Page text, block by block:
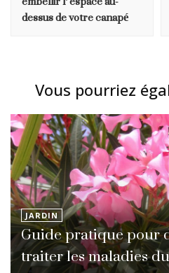
dessus de votre canapé
Vous pourriez
JARDIN
Guide pratique pour
traiter les maladies